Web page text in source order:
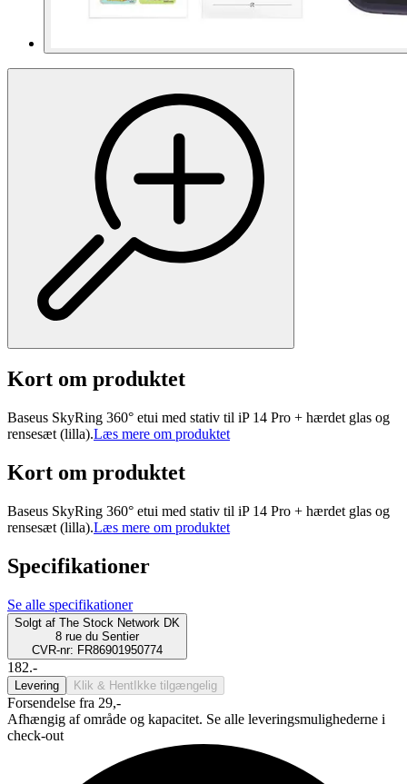
Kort om produktet
Baseus SkyRing 360° etui med stativ til iP 14 Pro + hærdet glas og
rensesæt (lilla).Læs mere om produktet
Kort om produktet
Baseus SkyRing 360° etui med stativ til iP 14 Pro + hærdet glas og
rensesæt (lilla).Læs mere om produktet
Specifikationer
Se alle specifikationer
Solgt af The Stock Network DK
8 rue du Sentier
CVR-nr: FR86901950774
182.-
Levering Klik & Hent Ikke tilgængelig
Forsendelse fra 29,-
Afhængig af område og kapacitet. Se alle leveringsmulighederne i
check-out